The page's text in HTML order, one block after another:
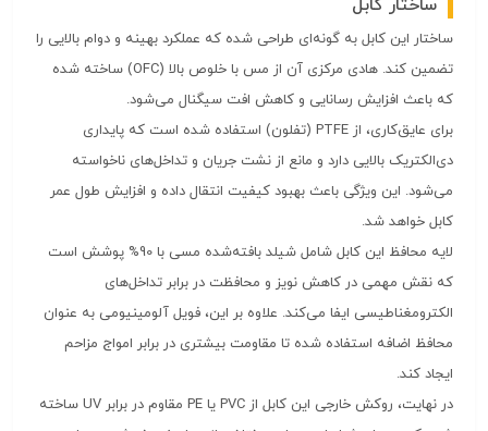
ساختار کابل
ساختار این کابل به گونه‌ای طراحی شده که عملکرد بهینه و دوام بالایی را
تضمین کند. هادی مرکزی آن از مس با خلوص بالا (OFC) ساخته شده
که باعث افزایش رسانایی و کاهش افت سیگنال می‌شود.
برای عایق‌کاری، از PTFE (تفلون) استفاده شده است که پایداری
دی‌الکتریک بالایی دارد و مانع از نشت جریان و تداخل‌های ناخواسته
می‌شود. این ویژگی باعث بهبود کیفیت انتقال داده و افزایش طول عمر
کابل خواهد شد.
لایه محافظ این کابل شامل شیلد بافته‌شده مسی با 90% پوشش است
که نقش مهمی در کاهش نویز و محافظت در برابر تداخل‌های
الکترومغناطیسی ایفا می‌کند. علاوه بر این، فویل آلومینیومی به عنوان
محافظ اضافه استفاده شده تا مقاومت بیشتری در برابر امواج مزاحم
ایجاد کند.
در نهایت، روکش خارجی این کابل از PVC یا PE مقاوم در برابر UV ساخته